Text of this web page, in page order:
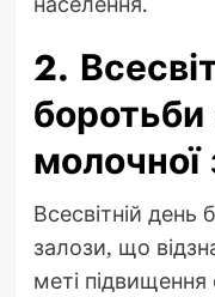
2.
молочної
Всесвітній
залози, що
меті підвищення